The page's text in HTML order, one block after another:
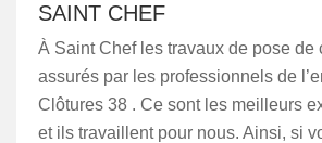
SAINT CHEF
À Saint Chef les travaux de pose de
assurés par les professionnels de
Clôtures 38 . Ce sont les meilleurs
et ils travaillent pour nous. Ainsi, si